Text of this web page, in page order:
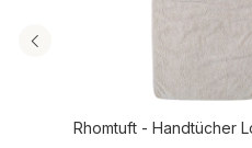
Rhomtuft - Handtücher